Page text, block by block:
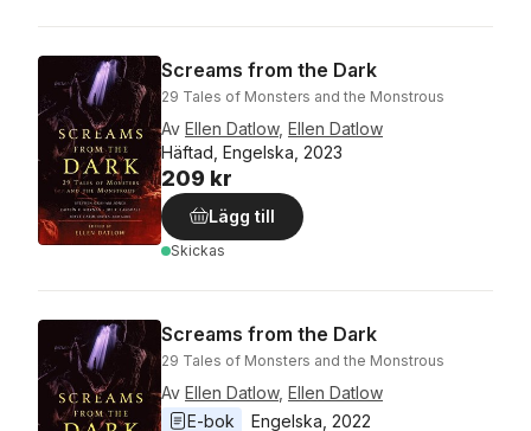
Screams from the Dark
29 Tales of Monsters and the Monstrous
Av Ellen Datlow, Ellen Datlow
Häftad, Engelska, 2023
209 kr
Lägg till
Skickas
Screams from the Dark
29 Tales of Monsters and the Monstrous
Av Ellen Datlow, Ellen Datlow
E-bok
Engelska 2022